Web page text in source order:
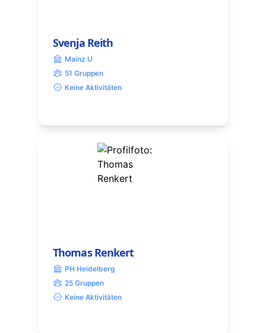
Svenja Reith
Mainz U
51 Gruppen
Keine Aktivitäten
Thomas Renkert
PH Heidelberg
25 Gruppen
Keine Aktivitäten